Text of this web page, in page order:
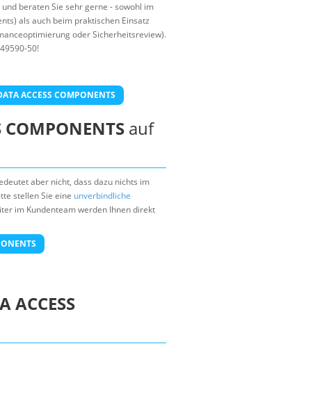
und beraten Sie sehr gerne - sowohl im
als auch beim praktischen Einsatz
oder Sicherheitsreview).
50!
ACCESS COMPONENTS
COMPONENTS auf
aber nicht, dass dazu nichts im
stellen Sie eine unverbindliche
im Kundenteam werden Ihnen direkt
ACCESS